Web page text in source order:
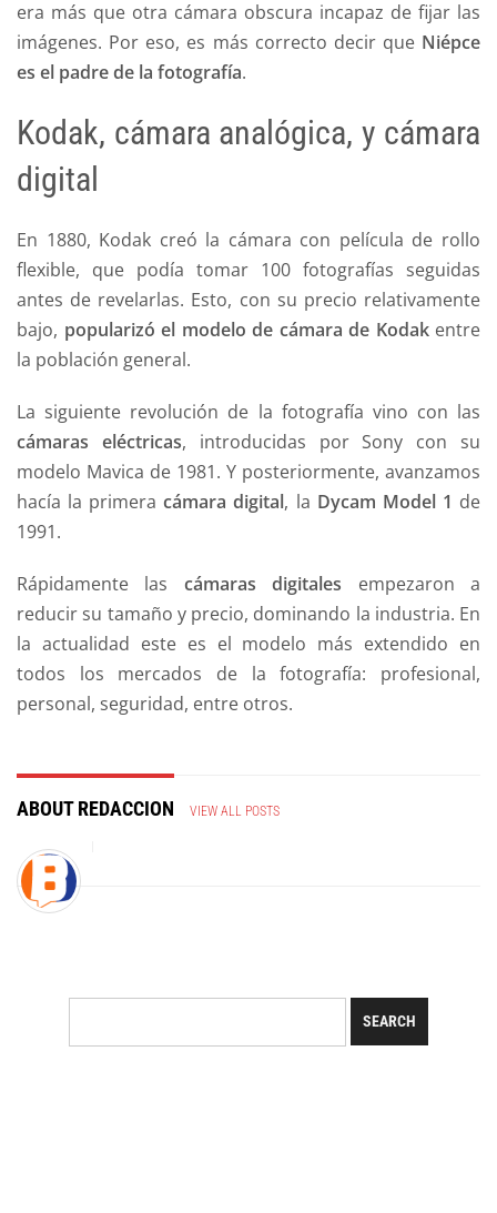
era más que otra cámara obscura incapaz de fijar las
imágenes. Por eso, es más correcto decir que Niépce
es el padre de la fotografía.
Kodak, cámara analógica, y cámara
digital
En 1880, Kodak creó la cámara con película de rollo
flexible, que podía tomar 100 fotografías seguidas
antes de revelarlas. Esto, con su precio relativamente
bajo, popularizó el modelo de cámara de Kodakentre
la población general.
La siguiente revolución de la fotografía vino con las
cámaras eléctricas, introducidas por Sony con su
modelo Mavica de 1981. Y posteriormente, avanzamos
hacía la primeracámara digital, la Dycam Model 1 de
1991.
Rápidamente las cámaras digitales empezaron a
reducir su tamaño y precio, dominando la industria. En
la actualidad este es el modelo más extendido en
todos los mercados de la fotografía: profesional,
personal, seguridad, entre otros.
ABOUT REDACCION VIEW ALL POSTS